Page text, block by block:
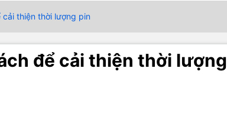
cải thiện thời lượng pin
để cải thiện thời lượng